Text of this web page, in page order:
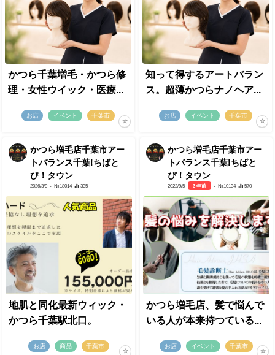
かつら千葉増毛・かつら修
理・女性ウイック・医療...
お店 イベント 千葉市
知って得するアートバラン
ス。超薄かつらナノヘア...
お店 イベント 千葉市
かつら増毛店千葉市アー
トバランス千葉!ちばと
ぴ！タウン
2026/3/9 - №18014 335
地肌と同化最新ウィック・
かつら千葉駅北口。
お店 商品 千葉市
かつら増毛店千葉市アー
トバランス千葉!ちばと
ぴ！タウン
2022/9/5 3 年前 - №10134 570
かつら増毛店、髪で悩んで
いる人が本来持つている...
お店 イベント 千葉市